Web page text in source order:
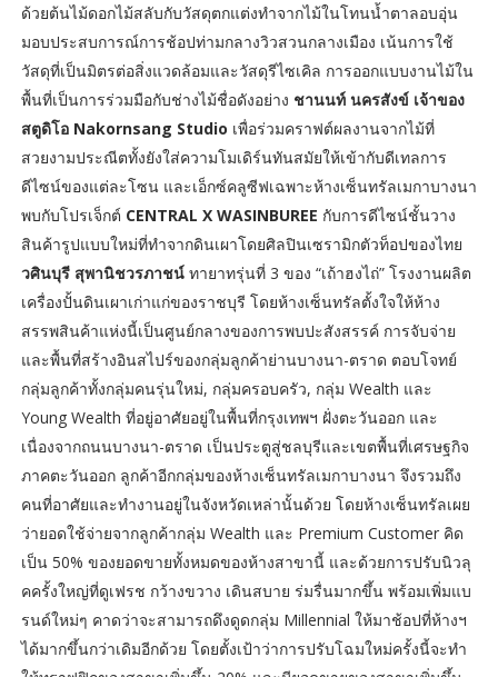
ด้วยต้นไม้ดอกไม้สลับกับวัสดุตกแต่งทำจากไม้ในโทนน้ำตาลอบอุ่น
มอบประสบการณ์การช้อปท่ามกลางวิวสวนกลางเมือง เน้นการใช้
วัสดุที่เป็นมิตรต่อสิ่งแวดล้อมและวัสดุรีไซเคิล การออกแบบงานไม้ใน
พื้นที่เป็นการร่วมมือกับช่างไม้ชื่อดังอย่าง ชานนท์ นครสังข์ เจ้าของ
สตูดิโอ Nakornsang Studio เพื่อร่วมคราฟต์ผลงานจากไม้ที่
สวยงามประณีตทั้งยังใส่ความโมเดิร์นทันสมัยให้เข้ากับดีเทลการ
ดีไซน์ของแต่ละโซน และเอ็กซ์คลูซีฟเฉพาะห้างเซ็นทรัลเมกาบางนา
พบกับโปรเจ็กต์ CENTRAL X WASINBUREE กับการดีไซน์ชั้นวาง
สินค้ารูปแบบใหม่ที่ทำจากดินเผาโดยศิลปินเซรามิกตัวท็อปของไทย
วศินบุรี สุพานิชวรภาชน์ ทายาทรุ่นที่ 3 ของ “เถ้าฮงไถ่” โรงงานผลิต
เครื่องปั้นดินเผาเก่าแก่ของราชบุรี โดยห้างเซ็นทรัลตั้งใจให้ห้าง
สรรพสินค้าแห่งนี้เป็นศูนย์กลางของการพบปะสังสรรค์ การจับจ่าย
และพื้นที่สร้างอินสไปร์ของกลุ่มลูกค้าย่านบางนา-ตราด ตอบโจทย์
กลุ่มลูกค้าทั้งกลุ่มคนรุ่นใหม่, กลุ่มครอบครัว, กลุ่ม Wealth และ
Young Wealth ที่อยู่อาศัยอยู่ในพื้นที่กรุงเทพฯ ฝั่งตะวันออก และ
เนื่องจากถนนบางนา-ตราด เป็นประตูสู่ชลบุรีและเขตพื้นที่เศรษฐกิจ
ภาคตะวันออก ลูกค้าอีกกลุ่มของห้างเซ็นทรัลเมกาบางนา จึงรวมถึง
คนที่อาศัยและทำงานอยู่ในจังหวัดเหล่านั้นด้วย โดยห้างเซ็นทรัลเผย
ว่ายอดใช้จ่ายจากลูกค้ากลุ่ม Wealth และ Premium Customer คิด
เป็น 50% ของยอดขายทั้งหมดของห้างสาขานี้ และด้วยการปรับนิวลุ
คครั้งใหญ่ที่ดูเฟรช กว้างขวาง เดินสบาย ร่มรื่นมากขึ้น พร้อมเพิ่มแบ
รนด์ใหม่ๆ คาดว่าจะสามารถดึงดูดกลุ่ม Millennial ให้มาช้อปที่ห้างฯ
ได้มากขึ้นกว่าเดิมอีกด้วย โดยตั้งเป้าว่าการปรับโฉมใหม่ครั้งนี้จะทำ